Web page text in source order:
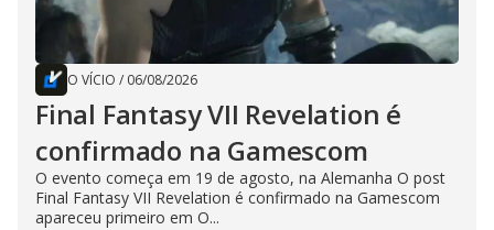
O VÍCIO / 06/08/2026
Final Fantasy VII Revelation é
confirmado na Gamescom
O evento começa em 19 de agosto, na Alemanha O post
Final Fantasy VII Revelation é confirmado na Gamescom
apareceu primeiro em O...